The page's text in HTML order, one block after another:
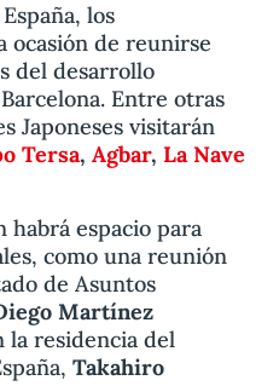
los
ocasión de reunirse
del desarrollo
Entre otras
Japoneses visitarán
Tersa,Agbar,La Nave
habrá espacio para
como una reunión
de Asuntos
Martínez
la residencia del
Takahiro